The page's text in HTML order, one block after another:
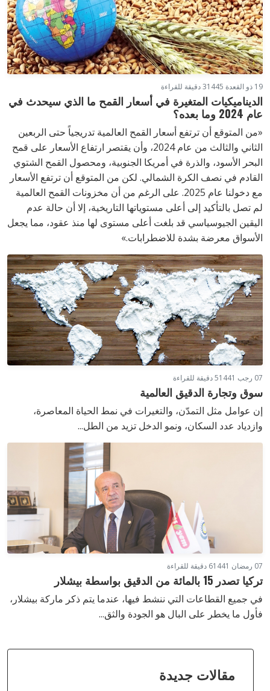
19 ذو القعدة 1445 3 دقيقة للقراءة
الديناميكيات المتغيرة في أسعار القمح ما الذي سيحدث في
عام 2024 وما بعده؟
«من المتوقع أن ترتفع أسعار القمح العالمية تدريجياً حتى الربعين
الثاني والثالث من عام 2024، وأن يقتصر ارتفاع الأسعار على قمح
البحر الأسود، والذرة في أمريكا الجنوبية، ومحصول القمح الشتوي
القادم في نصف الكرة الشمالي. لكن من المتوقع أن ترتفع الأسعار
مع دخولنا عام 2025. على الرغم من أن مخزونات القمح العالمية
لم تصل بالتأكيد إلى أعلى مستوياتها التاريخية، إلا أن حالة عدم
اليقين الجيوسياسي قد بلغت أعلى مستوى لها منذ عقود، مما يجعل
الأسواق معرضة بشدة للاضطرابات.»
07 رجب 1441 5 دقيقة للقراءة
سوق وتجارة الدقيق العالمية
إن عوامل مثل التمدّن، والتغيرات في نمط الحياة المعاصرة،
وازدياد عدد السكان، ونمو الدخل تزيد من الطل...
07 رمضان 1441 6 دقيقة للقراءة
تركيا تصدر 15 بالمائة من الدقيق بواسطة بيشلار
في جميع القطاعات التي ننشط فيها، عندما يتم ذكر ماركة بيشلار،
فأول ما يخطر على البال هو الجودة والثق...
مقالات جديدة